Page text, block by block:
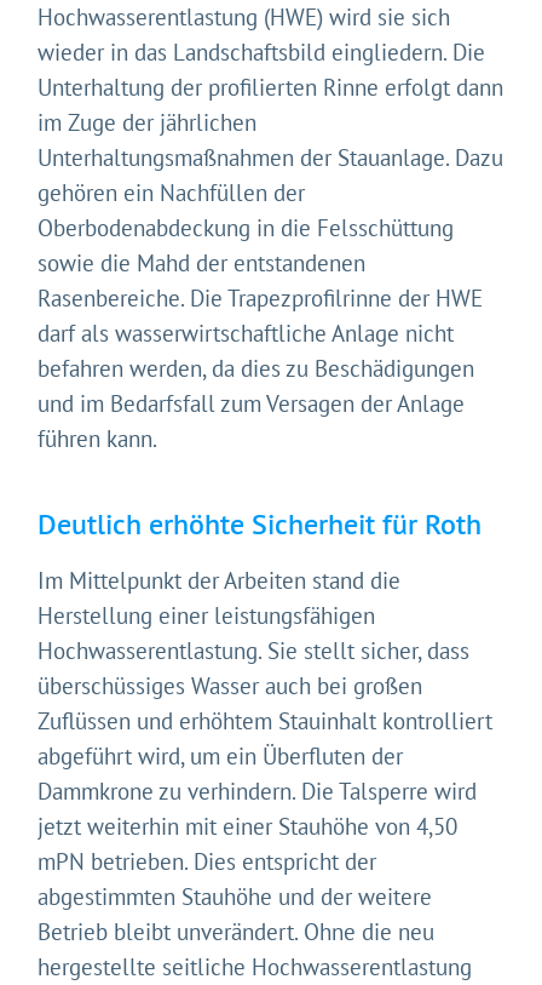
Hochwasserentlastung (HWE) wird sie sich
wieder in das Landschaftsbild eingliedern. Die
Unterhaltung der profilierten Rinne erfolgt dann
im Zuge der jährlichen
Unterhaltungsmaßnahmen der Stauanlage. Dazu
gehören ein Nachfüllen der
Oberbodenabdeckung in die Felsschüttung
sowie die Mahd der entstandenen
Rasenbereiche. Die Trapezprofilrinne der HWE
darf als wasserwirtschaftliche Anlage nicht
befahren werden, da dies zu Beschädigungen
und im Bedarfsfall zum Versagen der Anlage
führen kann.
Deutlich erhöhte Sicherheit für Roth
Im Mittelpunkt der Arbeiten stand die
Herstellung einer leistungsfähigen
Hochwasserentlastung. Sie stellt sicher, dass
überschüssiges Wasser auch bei großen
Zuflüssen und erhöhtem Stauinhalt kontrolliert
abgeführt wird, um ein Überfluten der
Dammkrone zu verhindern. Die Talsperre wird
jetzt weiterhin mit einer Stauhöhe von 4,50
mPN betrieben. Dies entspricht der
abgestimmten Stauhöhe und der weitere
Betrieb bleibt unverändert. Ohne die neu
hergestellte seitliche Hochwasserentlastung
Gleich geht's los!
Mit Ihrer Zustimmung möchten wir moderne Web-
Technologien auf unserer Website nutzen. Einige sind
essenziell, Youtube und Matomo helfen uns diese
Impressum
Datenschutz